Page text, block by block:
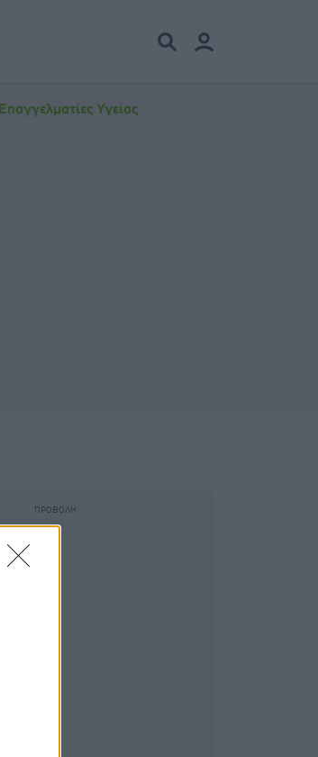
Επαγγελματίες Υγείας